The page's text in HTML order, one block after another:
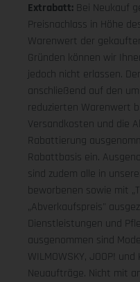
Extrabatt: Bei Neukauf
Preisnachlass in Höhe
Warenwert der
Gründen können wir
jedoch nicht erlassen.
anschließend auf den
reduzierten Warenwert
Versandkosten und die
Rabattierung
Rabattbasis ein.
sind zudem alle in
beworbenen sowie mit
„Abverkaufspreis"
Dienstleistungen und
ausgenommen sind
WILMOWSKY, JOOP!
Neuaufträge. Nicht mit